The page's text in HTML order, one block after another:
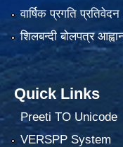
वार्षिक प्रगति प्रतिवेदन
शिलबन्दी बोलपत्र
Quick Links
Preeti TO Unicode
VERSPP System